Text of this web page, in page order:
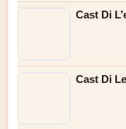
Cast Di
Cast Di